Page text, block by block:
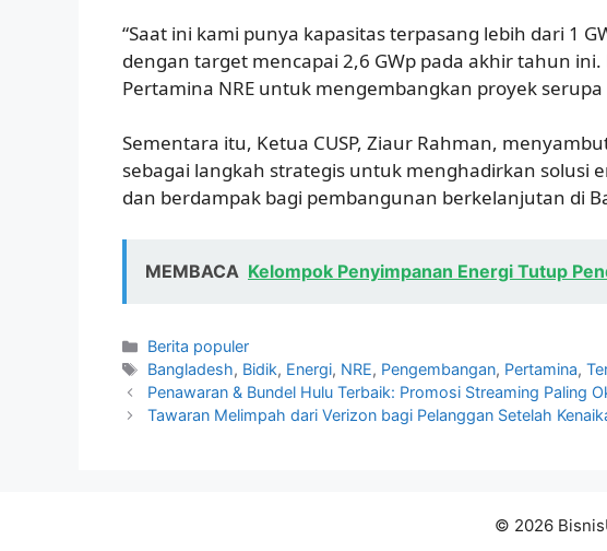
“Saat ini kami punya kapasitas terpasang lebih dari 1
dengan target mencapai 2,6 GWp pada akhir tahun
Pertamina NRE untuk mengembangkan proyek serupa
Sementara itu, Ketua CUSP, Ziaur Rahman,
sebagai langkah strategis untuk menghadirkan solusi
dan berdampak bagi pembangunan berkelanjutan di
MEMBACA Kelompok Penyimpanan Energi Tutup
Kategori
Berita populer
Tag
Bangladesh, Bidik, Energi, NRE, Pengembangan, Pertamina,
Penawaran & Bundel Hulu Terbaik: Promosi Streaming Paling
Tawaran Melimpah dari Verizon bagi Pelanggan Setelah
© 2026